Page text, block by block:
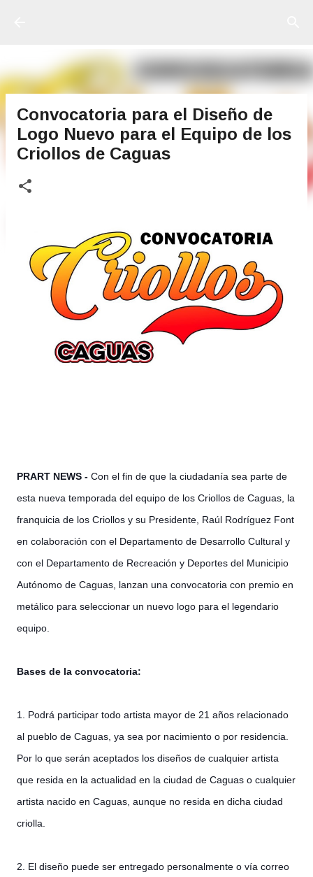
Convocatoria para el Diseño de
Logo Nuevo para el Equipo de los
Criollos de Caguas
PRART NEWS - Con el fin de que la ciudadanía sea parte de
esta nueva temporada del equipo de los Criollos de Caguas, la
franquicia de los Criollos y su Presidente, Raúl Rodríguez Font
en colaboración con el Departamento de Desarrollo Cultural y
con el Departamento de Recreación y Deportes del Municipio
Autónomo de Caguas, lanzan una convocatoria con premio en
metálico para seleccionar un nuevo logo para el legendario
equipo.
Bases de la convocatoria:
1. Podrá participar todo artista mayor de 21 años relacionado
al pueblo de Caguas, ya sea por nacimiento o por residencia.
Por lo que serán aceptados los diseños de cualquier artista
que resida en la actualidad en la ciudad de Caguas o cualquier
artista nacido en Caguas, aunque no resida en dicha ciudad
criolla.
2. El diseño puede ser entregado personalmente o vía correo